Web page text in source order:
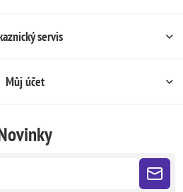
servis
Můj účet